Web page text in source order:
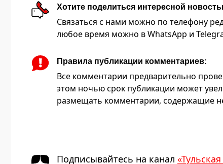
Хотите поделиться интересной
Связаться с нами можно по телефону
любое время можно в WhatsApp и
Правила публикации комментариев:
Все комментарии предварительно
этом ночью срок публикации может
размещать комментарии, содержащие
Подписывайтесь на канал